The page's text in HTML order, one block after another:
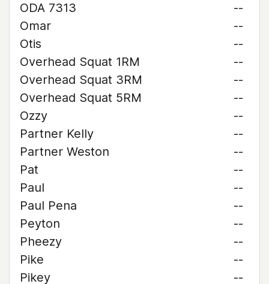
ODA 7313
--
Omar
--
Otis
--
Overhead Squat 1RM
--
Overhead Squat 3RM
--
Overhead Squat 5RM
--
Ozzy
--
Partner Kelly
--
Partner Weston
--
Pat
--
Paul
--
Paul Pena
--
Peyton
--
Pheezy
--
Pike
--
Pikey
--